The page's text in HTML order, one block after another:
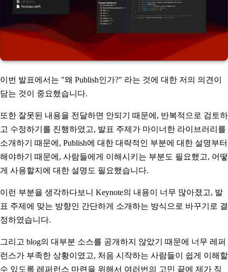
이번 발표에서는 "왜 Publish인가?" 라는 것에 대한 저의 의견이
담는 것이 중요했습니다.
또한 잘못된 내용을 전달하면 안되기 때문에, 반복적으로 검토하
고 수정하기를 진행하였고, 발표 주제가 마이너한 라이브러리를
소개하기 때문에, Publish에 대한 대략적인 부분에 대한 설명부터
해야하기 때문에, 사람들에게 이해시키는 부분도 필요했고, 어떻
게 사용할지에 대한 설명도 필요했습니다.
이런 부분을 생각하다보니 Keynote의 내용이 너무 많아졌고, 발
표 주제에 맞는 방향인 간단하게 소개하는 방식으로 바꾸기로 결
정하였습니다.
그리고 blog의 대부분 소스를 공개하지 않았기 때문에 너무 레퍼
런스가 부족한 상황이였고, 처음 시작하는 사람들이 쉽게 이해할
수 있도록 레퍼런스 마련을 위해서 여러번의 고민 끝에 제가 직